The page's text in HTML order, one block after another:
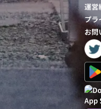
運営
プラ
お問